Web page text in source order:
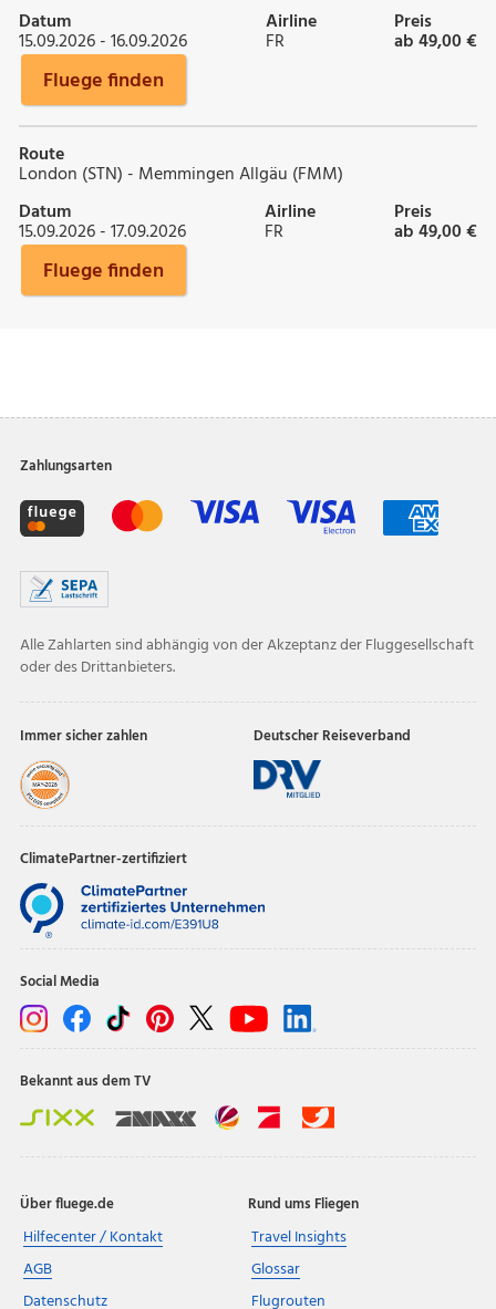
Datum
15.09.2026 - 16.09.2026
Airline
FR
Preis
ab 49,00 €
Fluege finden
Route
London (STN) - Memmingen Allgäu (FMM)
Datum
15.09.2026 - 17.09.2026
Airline
FR
Preis
ab 49,00 €
Fluege finden